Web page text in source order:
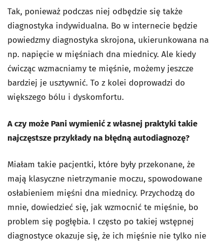
Tak, ponieważ podczas niej odbędzie się także
diagnostyka indywidualna. Bo w internecie będzie
powiedzmy diagnostyka skrojona, ukierunkowana na
np. napięcie w mięśniach dna miednicy. Ale kiedy
ćwicząc wzmacniamy te mięśnie, możemy jeszcze
bardziej je usztywnić. To z kolei doprowadzi do
większego bólu i dyskomfortu.
A czy może Pani wymienić z własnej praktyki takie
najczęstsze przykłady na błędną autodiagnozę?
Miałam takie pacjentki, które były przekonane, że
mają klasyczne nietrzymanie moczu, spowodowane
osłabieniem mięśni dna miednicy. Przychodzą do
mnie, dowiedzieć się, jak wzmocnić te mięśnie, bo
problem się pogłębia. I często po takiej wstępnej
diagnostyce okazuje się, że ich mięśnie nie tylko nie